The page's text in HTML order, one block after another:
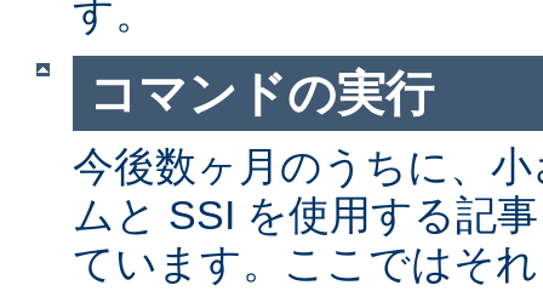
す。
コマンドの実行
今後数ヶ月のうちに、
ムと SSI を使用する記
ています。ここではそ